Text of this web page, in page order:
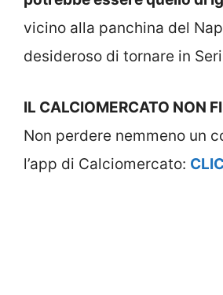
vicino alla panchina del
desideroso di tornare in
IL CALCIOMERCATO NON
Non perdere nemmeno un
l’app di Calciomercato: